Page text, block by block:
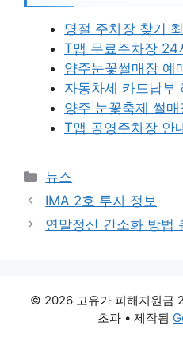
명절 주차장 찾기
T맵 무료주차장 24
양주눈꽃썰매장 예
자동차세 카드납부
양주 눈꽃축제 썰
T맵 공영주차장 안
카
테
리
뉴스
IMA 2호 투자 정보
연말정산 간소화 방법
© 2026 고유가 피해지원금
초과 • 제작됨